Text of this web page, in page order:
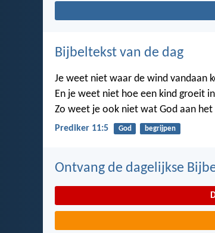
Bijbeltekst van de dag
Je weet niet waar de wind vandaan
En je weet niet hoe een kind groeit
Zo weet je ook niet wat God aan het
Prediker 11:5 God begrijpen
Ontvang de dagelijkse